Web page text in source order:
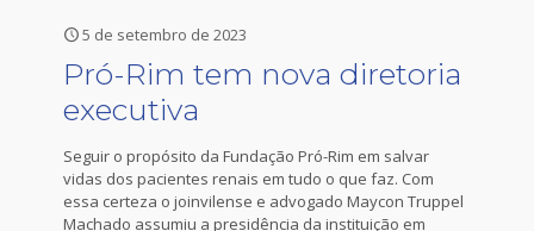
5 de setembro de 2023
Pró-Rim tem nova diretoria
executiva
Seguir o propósito da Fundação Pró-Rim em salvar
vidas dos pacientes renais em tudo o que faz. Com
essa certeza o joinvilense e advogado Maycon Truppel
Machado assumiu a presidência da instituição em